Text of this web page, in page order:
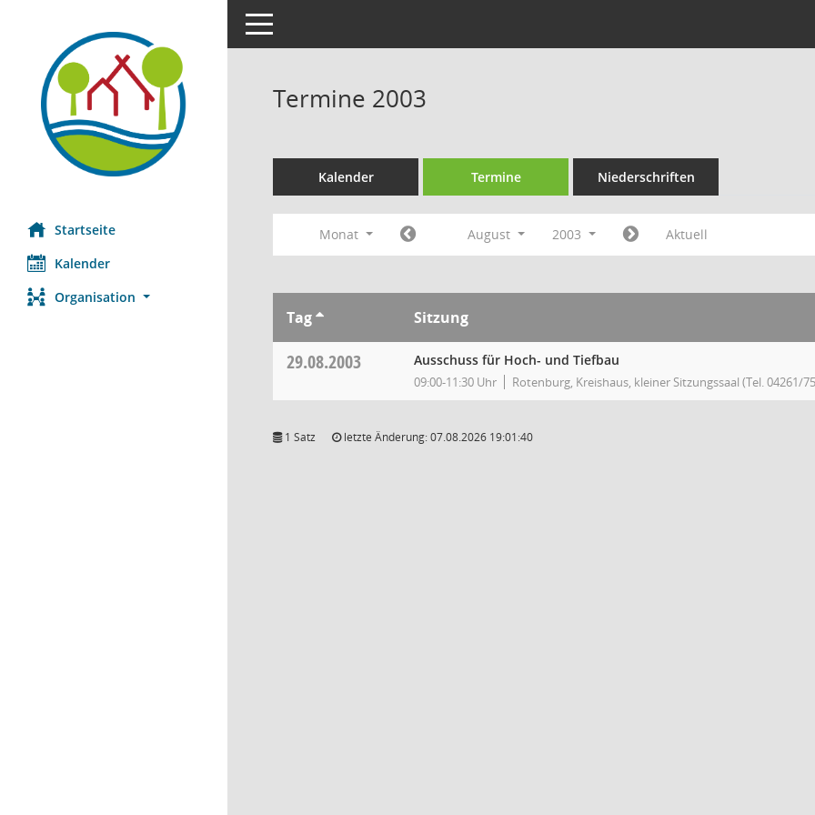
Startseite
Kalender
Organisation
Toggle navigation
Termine 2003
Kalender Termine Niederschriften
Monat August 2003 Aktuell
Tag Sitzung
29.08.2003 Ausschuss für Hoch- und Tiefbau
09:00-11:30 Uhr Rotenburg, Kreishaus, kleiner Sitzungssaal (Tel. 04261/
1 Satz letzte Änderung: 07.08.2026 19:01:40